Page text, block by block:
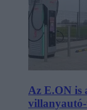
Az E.ON is